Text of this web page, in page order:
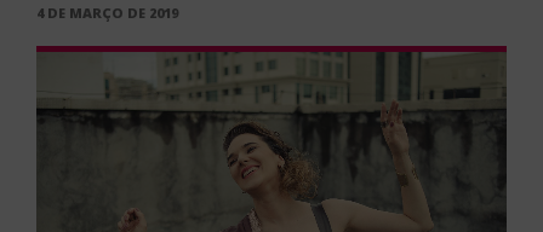
PUBLICADO
4 DE MARÇO DE 2019